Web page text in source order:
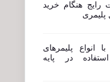
رایج هنگام خرید
پلیمری
انواع پلیمرهای
در پایه